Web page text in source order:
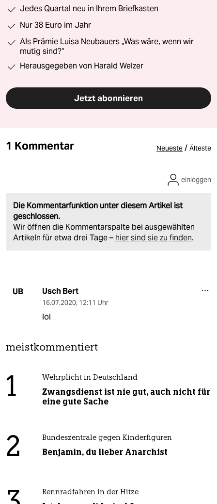
Jedes Quartal neu in Ihrem Briefkasten
Nur 38 Euro im Jahr
Als Prämie Luisa Neubauers „Was wäre, wenn wir
mutig sind?“
Herausgegeben von Harald Welzer
Jetzt abonnieren
1 Kommentar Neueste / Älteste
Die Kommentarfunktion unter diesem Artikel ist
geschlossen.
Wir öffnen die Kommentarspalte bei ausgewählten
Artikeln für etwa drei Tage – hier sind sie zu finden.
einloggen
UB Usch Bert
16.07.2020, 12:11 Uhr
lol
meistkommentiert
1 Wehrplicht in Deutschland
Zwangsdienst ist nie gut, auch nicht für
eine gute Sache
2 Bundeszentrale gegen Kinderfiguren
Benjamin, du lieber Anarchist
Rennradfahren in der Hitze